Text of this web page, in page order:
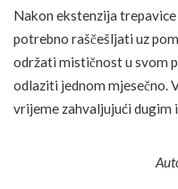
Nakon ekstenzija
potrebno raščešljati uz
održati mističnost u svom
odlaziti jednom mjesečno.
vrijeme zahvaljujući dugim